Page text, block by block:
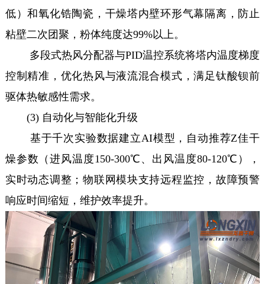
低）和氧化锆陶瓷，干燥塔内壁环形气幕隔离，防止
粘壁二次团聚，粉体纯度达99%以上。
多段式热风分配器与PID温控系统将塔内温度梯度
控制精准，优化热风与液流混合模式，满足钛酸钡前
驱体热敏感性需求。
(3) 自动化与智能化升级
基于千次实验数据建立AI模型，自动推荐Z佳干
燥参数（进风温度150-300℃、出风温度80-120℃），
实时动态调整；物联网模块支持远程监控，故障预警
响应时间缩短，维护效率提升。